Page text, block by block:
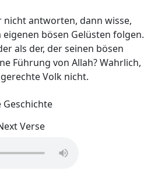
nicht antworten, dann wisse,
bösen Gelüsten folgen.
als der, der seinen bösen
Führung von Allah? Wahrlich,
Volk nicht.
Geschichte
Verse